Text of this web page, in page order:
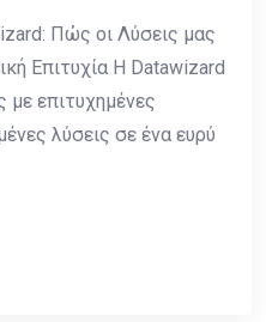
Πώς οι Λύσεις μας
Επιτυχία Η Datawizard
με επιτυχημένες
λύσεις σε ένα ευρύ